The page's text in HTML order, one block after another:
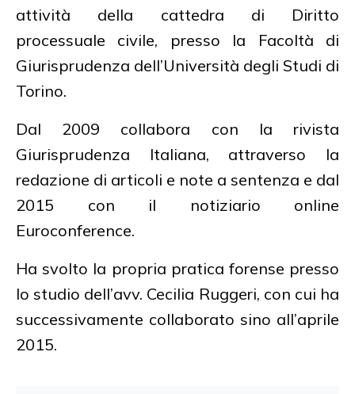
attività della cattedra di Diritto
processuale civile, presso la Facoltà di
Giurisprudenza dell’Università degli Studi di
Torino.
Dal 2009 collabora con la rivista
Giurisprudenza Italiana, attraverso la
redazione di articoli e note a sentenza e dal
2015 con il notiziario online
Euroconference.
Ha svolto la propria pratica forense presso
lo studio dell’avv. Cecilia Ruggeri, con cui ha
successivamente collaborato sino all’aprile
2015.